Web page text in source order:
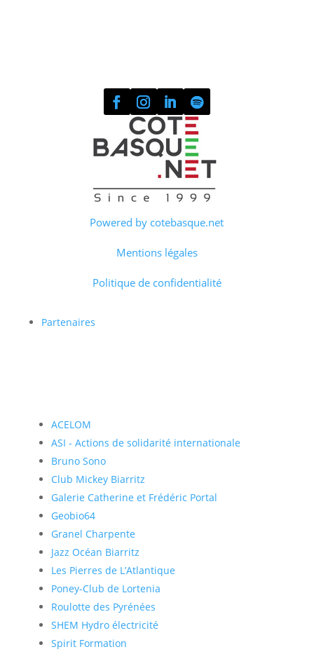
Powered by cotebasque.net
Mentions légales
Politique de confidentialité
Partenaires
ACELOM
ASI - Actions de solidarité internationale
Bruno Sono
Club Mickey Biarritz
Galerie Catherine et Frédéric Portal
Geobio64
Granel Charpente
Jazz Océan Biarritz
Les Pierres de L’Atlantique
Poney-Club de Lortenia
Roulotte des Pyrénées
SHEM Hydro électricité
Spirit Formation